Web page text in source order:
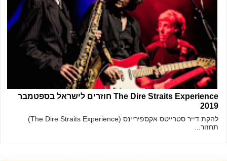
The Dire Straits Experience חוזרים לישראל בספטמבר
2019
להקת דייר סטרייטס אקספיריינס (The Dire Straits Experience)
תחזור...